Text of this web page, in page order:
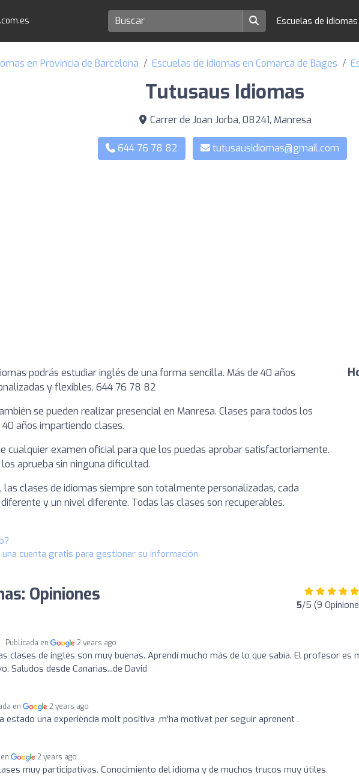
Escuelas de idiomas
en Provincia de Barcelona Escuelas de idiomas en Comarca de Bages
Tutusaus Idiomas
Carrer de Joan Jorba, 08241, Manresa
644 76 78 82 tutusausidiomas@gmail.com
podrás estudiar inglés de una forma sencilla. Más de 40 años
y flexibles. 644 76 78 82
se pueden realizar presencial en Manresa. Clases para todos los
años impartiendo clases.
cualquier examen oficial para que los puedas aprobar satisfactoriamente.
aprueba sin ninguna dificultad.
las clases de idiomas siempre son totalmente personalizadas, cada
y un nivel diferente. Todas las clases son recuperables.
una cuenta gratis para gestionar su información
Opiniones 5/5 (9
Publicada en 2 years ago
clases de inglés son muy buenas. Aprendí mucho más de lo que sabía. El profesor es
Saludos desde Canarias...de David
en 2 years ago
estado una experiència molt positiva ,m'ha motivat per seguir aprenent .
2 years ago
muy participativas. Conocimiento del idioma y de muchos trucos muy útiles.